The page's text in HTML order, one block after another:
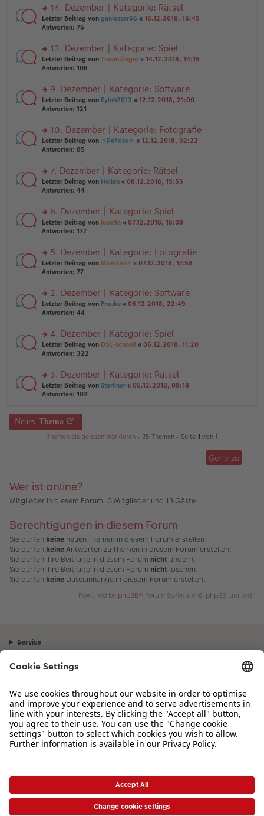
tr
a
g
e
n
er
tr
a
g
n
g
el
e
n
er
tr
a
g
rs
te
n
g
el
e
n
er
tr
a
g
14. Dezember | Kategorie: Rätsel
Letzter Beitrag von geniesser66 « 16.12.2018, 16:45
Antworten: 76
rs
te
n
g
el
e
n
er
tr
a
g
13. Dezember | Kategorie: Spiel
Letzter Beitrag von Traumfänger « 14.12.2018, 14:15
Antworten: 106
rs
te
n
g
el
e
n
er
tr
a
g
9. Dezember | Kategorie: Software
Letzter Beitrag von Eylah2013 « 12.12.2018, 21:00
Antworten: 121
rs
te
n
g
el
e
n
er
tr
a
g
10. Dezember | Kategorie: Fotografie
Letzter Beitrag von ☼PeFoto☼ « 12.12.2018, 02:22
Antworten: 85
rs
te
n
g
el
e
n
er
tr
a
g
7. Dezember | Kategorie: Rätsel
Letzter Beitrag von Hellen « 08.12.2018, 15:53
Antworten: 44
rs
te
n
g
el
e
n
er
tr
a
g
6. Dezember | Kategorie: Spiel
Letzter Beitrag von Josefia « 07.12.2018, 18:08
Antworten: 177
rs
te
n
g
el
e
n
er
tr
a
g
5. Dezember | Kategorie: Fotografie
Letzter Beitrag von Monika54 « 07.12.2018, 17:58
Antworten: 77
rs
te
n
g
el
e
n
er
tr
a
2. Dezember | Kategorie: Software
Letzter Beitrag von Frauke « 06.12.2018, 22:49
Antworten: 44
rs
te
n
g
el
e
n
er
4. Dezember | Kategorie: Spiel
Letzter Beitrag von DSL-schnell « 06.12.2018, 11:20
Antworten: 322
rs
te
n
g
ei
tr
3. Dezember | Kategorie: Rätsel
Letzter Beitrag von Starliner « 05.12.2018, 09:18
Antworten: 102
Neues Thema
Themen als gelesen markieren• 25 Themen • Seite 1 von 1
Gehe zu
Wer ist online?
Mitglieder in diesem Forum: 0 Mitglieder und 13 Gäste
Berechtigungen in diesem Forum
Sie dürfen keine neuen Themen in diesem Forum erstellen.
Sie dürfen keineAntworten zu Themen in diesem Forum erstellen.
Sie dürfen Ihre Beiträge in diesem Forum nicht ändern.
Sie dürfen Ihre Beiträge in diesem Forum nicht löschen.
Sie dürfen keine Dateianhänge in diesem Forum erstellen.
Powered by phpBB® Forum Software © phpBB Limited
Service
Sortiment
Inspiration
Bei Fragen zu Produkten oder der Bestellung können Sie uns gerne von